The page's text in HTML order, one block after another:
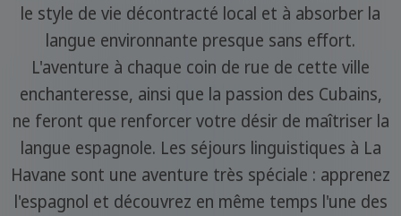
le style de vie décontracté local et à absorber la
langue environnante presque sans effort.
L'aventure à chaque coin de rue de cette ville
enchanteresse, ainsi que la passion des Cubains,
ne feront que renforcer votre désir de maîtriser la
langue espagnole. Les séjours linguistiques à La
Havane sont une aventure très spéciale : apprenez
l'espagnol et découvrez en même temps l'une des